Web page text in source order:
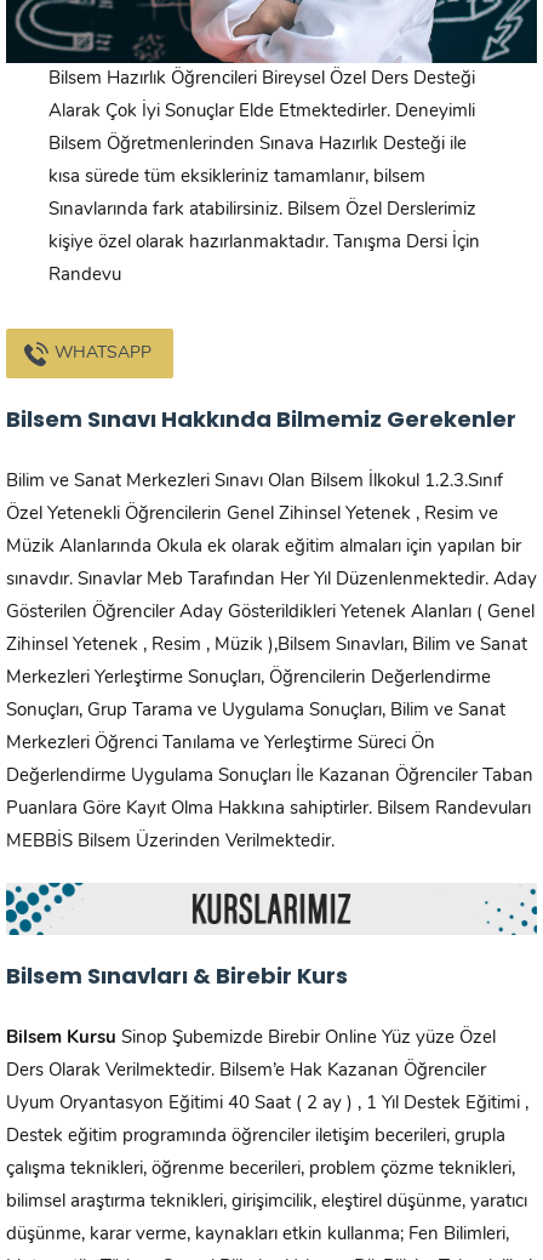
Bilsem Hazırlık Öğrencileri Bireysel Özel Ders Desteği
Alarak Çok İyi Sonuçlar Elde Etmektedirler. Deneyimli
Bilsem Öğretmenlerinden Sınava Hazırlık Desteği ile
kısa sürede tüm eksikleriniz tamamlanır, bilsem
Sınavlarında fark atabilirsiniz. Bilsem Özel Derslerimiz
kişiye özel olarak hazırlanmaktadır. Tanışma Dersi İçin
Randevu
WHATSAPP
Bilsem Sınavı Hakkında Bilmemiz Gerekenler
Bilim ve Sanat Merkezleri Sınavı Olan Bilsem İlkokul 1.2.3.Sınıf
Özel Yetenekli Öğrencilerin Genel Zihinsel Yetenek , Resim ve
Müzik Alanlarında Okula ek olarak eğitim almaları için yapılan bir
sınavdır. Sınavlar Meb Tarafından Her Yıl Düzenlenmektedir. Aday
Gösterilen Öğrenciler Aday Gösterildikleri Yetenek Alanları ( Genel
Zihinsel Yetenek , Resim , Müzik ),Bilsem Sınavları, Bilim ve Sanat
Merkezleri Yerleştirme Sonuçları, Öğrencilerin Değerlendirme
Sonuçları, Grup Tarama ve Uygulama Sonuçları, Bilim ve Sanat
Merkezleri Öğrenci Tanılama ve Yerleştirme Süreci Ön
Değerlendirme Uygulama Sonuçları İle Kazanan Öğrenciler Taban
Puanlara Göre Kayıt Olma Hakkına sahiptirler. Bilsem Randevuları
MEBBİS Bilsem Üzerinden Verilmektedir.
Bilsem Sınavları & Birebir Kurs
Bilsem Kursu Sinop Şubemizde Birebir Online Yüz yüze Özel
Ders Olarak Verilmektedir. Bilsem’e Hak Kazanan Öğrenciler
Uyum Oryantasyon Eğitimi 40 Saat ( 2 ay ) , 1 Yıl Destek Eğitimi ,
Destek eğitim programında öğrenciler iletişim becerileri, grupla
çalışma teknikleri, öğrenme becerileri, problem çözme teknikleri,
bilimsel araştırma teknikleri, girişimcilik, eleştirel düşünme, yaratıcı
düşünme, karar verme, kaynakları etkin kullanma; Fen Bilimleri,